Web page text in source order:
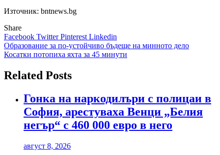
Източник: bntnews.bg
Share
Facebook TwitterPinterest Linkedin
Навигация
Образование за по-устойчиво бъдеще на минното дело
Косатки потопиха яхта за 45 минути
Related Posts
Гонка на наркодилъри с полицаи в
София, арестуваха Венци „Белия
негър“ с 460 000 евро в него
август 8, 2026